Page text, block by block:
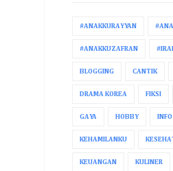
#ANAKKURAYYAN
#ANAKKUZAFRAN
BLOGGING CANTIK
DRAMA KOREA FIKSI
GAYA HOBBY INFO
KEHAMILANKU
KEUANGAN KULINER